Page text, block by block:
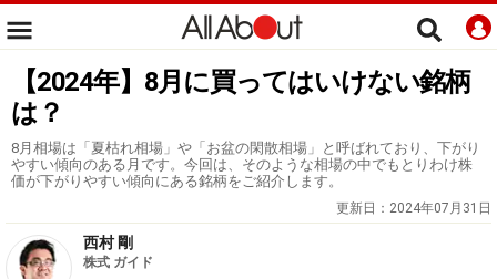
【2024年】8月に買ってはいけない銘柄
は？
8月相場は「夏枯れ相場」や「お盆の閑散相場」と呼ばれており、下がり
やすい傾向のある月です。今回は、そのような相場の中でもとりわけ株
価が下がりやすい傾向にある銘柄をご紹介します。
更新日： 2024年07月31日
西村 剛
株式 ガイド